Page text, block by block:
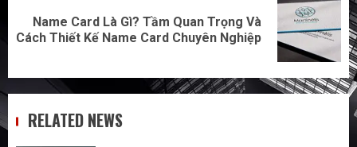
Next
post:
Name Card Là Gì? Tầm Quan Trọng Và
Cách Thiết Kế Name Card Chuyên Nghiệp
RELATED NEWS